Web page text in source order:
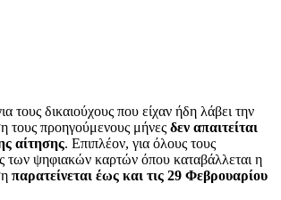
τους δικαιούχους που είχαν ήδη λάβει την
τους προηγούμενους μήνες δεν απαιτείται
αίτησης. Επιπλέον, για όλους τους
των ψηφιακών καρτών όπου καταβάλλεται η
παρατείνεται έως και τις 29 Φεβρουαρίου